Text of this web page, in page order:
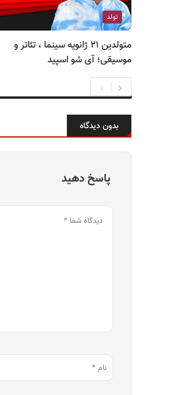
تولد
متولدین ۲۱ ژانویه سینما ، تئاتر و
موسیقی؛ آی شو اسپید
بدون دیدگاه
پاسخ دهید